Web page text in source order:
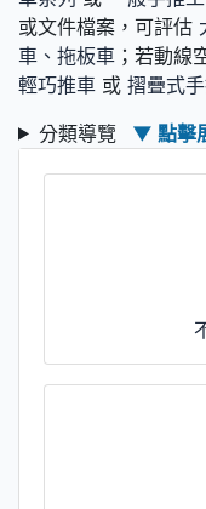
或文件檔案，可評估
車、拖板車 ；若動線
輕巧推車 或 摺疊式
分類導覽
▼ 點擊